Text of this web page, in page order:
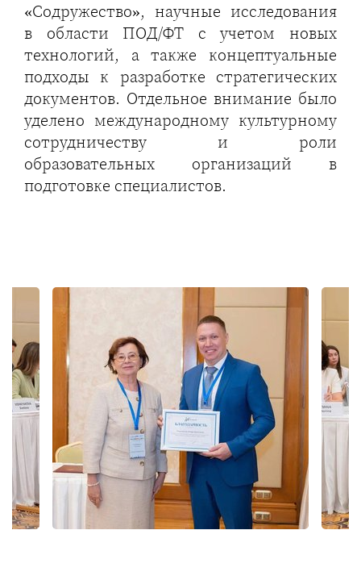
«Содружество», научные исследования
в области ПОД/ФТ с учетом новых
технологий, а также концептуальные
подходы к разработке стратегических
документов. Отдельное внимание было
уделено международному культурному
сотрудничеству и роли
образовательных организаций в
подготовке специалистов.